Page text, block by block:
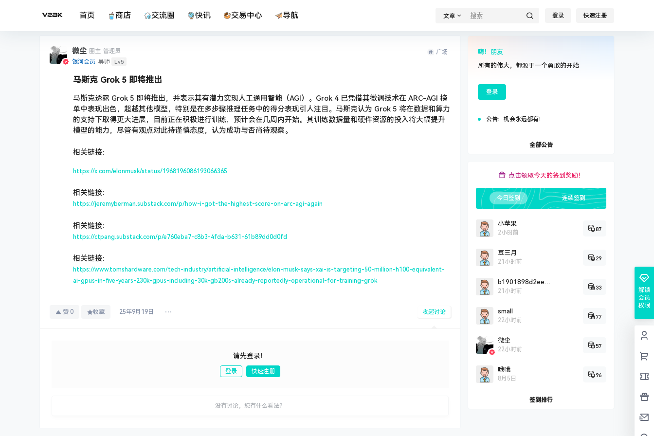
首页 商店 交流圈 快讯 交易中心 导航 文章 登录 快速注册
微尘 圈主 管理员
银河会员 导师 Lv5
广场
马斯克 Grok 5 即将推出
马斯克透露 Grok 5 即将推出，并表示其有潜力实现人工通用智能（AGI）。Grok 4 已凭借其微调技术在 ARC-AGI 榜
单中表现出色，超越其他模型，特别是在多步骤推理任务中的得分表现引人注目。马斯克认为 Grok 5 将在数据和算力
的支持下取得更大进展，目前正在积极进行训练，预计会在几周内开始。其训练数据量和硬件资源的投入将大幅提升
模型的能力，尽管有观点对此持谨慎态度，认为成功与否尚待观察。
相关链接：
https://x.com/elonmusk/status/1968196086193066365
相关链接：
https://jeremyberman.substack.com/p/how-i-got-the-highest-score-on-arc-agi-again
相关链接：
https://ctpang.substack.com/p/e760eba7-c8b3-4fda-b631-61b89dd0d0fd
相关链接：
https://www.tomshardware.com/tech-industry/artificial-intelligence/elon-musk-says-xai-is-targeting-50-million-h100-equivalent-
ai-gpus-in-five-years-230k-gpus-including-30k-gb200s-already-reportedly-operational-for-training-grok
赞 0 收藏 25年9月19日 收起讨论
请先登录！
登录 快速注册
没有讨论，您有什么看法？
嗨！朋友
所有的伟大，都源于一个勇敢的开始
登录
公告： 机会永远都有！
全部公告
点击领取今天的签到奖励！
今日签到 连续签到
小苹果
2小时前
87
豆三月
21小时前
29
b1901898d2eef0c2fddbd2c9a5707cc26725
21小时前
33
small
22小时前
77
微尘
22小时前
57
哦哦
8月5日
96
签到排行
解锁
会员
权限